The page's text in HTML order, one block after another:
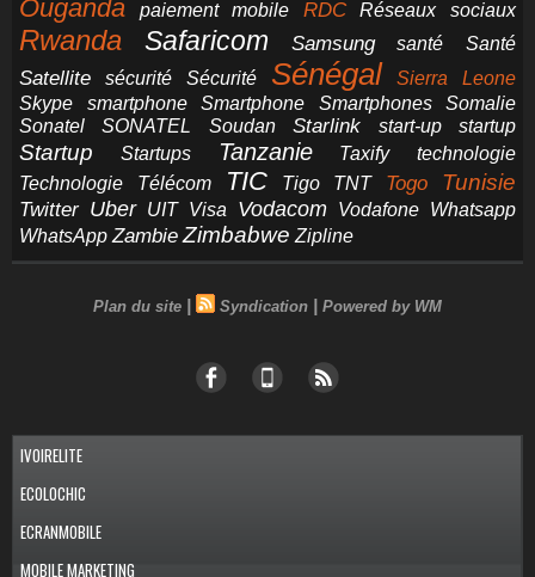
Ouganda paiement mobile RDC Réseaux sociaux
Rwanda Safaricom Samsung santé Santé
Satellite sécurité Sécurité Sénégal
Sierra Leone
Skype
smartphone Smartphone Smartphones
Somalie
Sonatel
SONATEL Soudan Starlink start-up startup
Startup Startups Tanzanie Taxify
technologie
Technologie
Télécom TIC Tigo TNT Togo Tunisie
Twitter Uber UIT Visa Vodacom Vodafone Whatsapp
WhatsApp Zambie Zimbabwe Zipline
Plan du site | Syndication | Powered by WM
IVOIRELITE
ECOLOCHIC
ECRANMOBILE
MOBILE MARKETING